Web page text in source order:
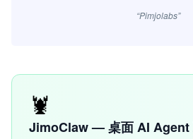
“Pimjolabs”
🦞
JimoClaw — 桌面 AI Agent